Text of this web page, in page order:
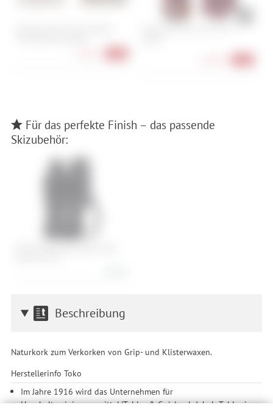
Für das perfekte Finish – das passende
Skizubehör:
Beschreibung
Naturkork zum Verkorken von Grip- und Klisterwaxen.
Herstellerinfo Toko
Im Jahre 1916 wird das Unternehmen für
Haushaltsreinigungsmittel 'Tobler & Co.' durch Jakob Tobler in